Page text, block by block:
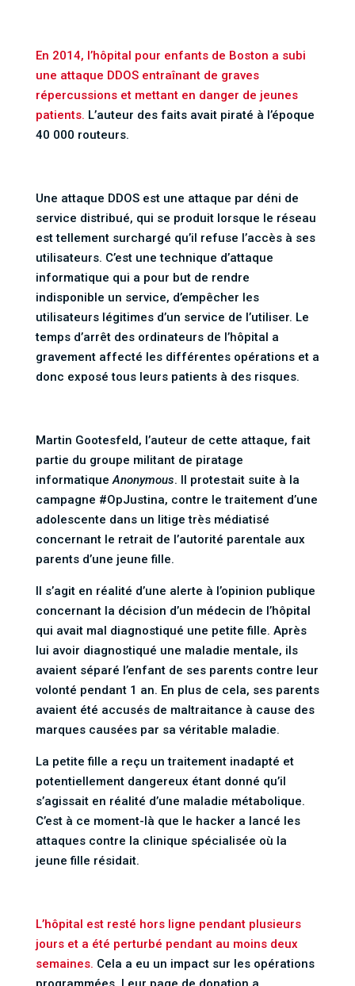
En 2014, l’hôpital pour enfants de Boston a subi
une attaque DDOS entraînant de graves
répercussions et mettant en danger de jeunes
patients. L’auteur des faits avait piraté à l’époque
40 000 routeurs.
Une attaque DDOS est une attaque par déni de
service distribué, qui se produit lorsque le réseau
est tellement surchargé qu’il refuse l’accès à ses
utilisateurs. C’est une technique d’attaque
informatique qui a pour but de rendre
indisponible un service, d’empêcher les
utilisateurs légitimes d’un service de l’utiliser. Le
temps d’arrêt des ordinateurs de l’hôpital a
gravement affecté les différentes opérations et a
donc exposé tous leurs patients à des risques.
Martin Gootesfeld, l’auteur de cette attaque, fait
partie du groupe militant de piratage
informatiqueAnonymous. Il protestait suite à la
campagne #OpJustina, contre le traitement d’une
adolescente dans un litige très médiatisé
concernant le retrait de l’autorité parentale aux
parents d’une jeune fille.
Il s’agit en réalité d’une alerte à l’opinion publique
concernant la décision d’un médecin de l’hôpital
qui avait mal diagnostiqué une petite fille. Après
lui avoir diagnostiqué une maladie mentale, ils
avaient séparé l’enfant de ses parents contre leur
volonté pendant 1 an. En plus de cela, ses parents
avaient été accusés de maltraitance à cause des
marques causées par sa véritable maladie.
La petite fille a reçu un traitement inadapté et
potentiellement dangereux étant donné qu’il
s’agissait en réalité d’une maladie métabolique.
C’est à ce moment-là que le hacker a lancé les
attaques contre la clinique spécialisée où la
jeune fille résidait.
L’hôpital est resté hors ligne pendant plusieurs
jours et a été perturbé pendant au moins deux
semaines. Cela a eu un impact sur les opérations